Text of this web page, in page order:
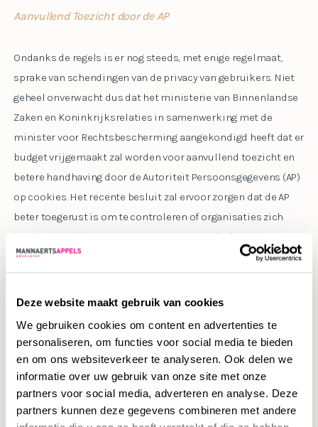
Deze website maakt gebruik van cookies
We gebruiken cookies om content en advertenties te
personaliseren, om functies voor social media te bieden
en om ons websiteverkeer te analyseren. Ook delen we
informatie over uw gebruik van onze site met onze
partners voor social media, adverteren en analyse. Deze
partners kunnen deze gegevens combineren met andere
Aanvullend Toezicht door de AP
Ondanks de regels is er nog steeds, met enige regelmaat,
sprake van schendingen van de privacy van gebruikers. Niet
geheel onverwacht dus dat het ministerie van Binnenlandse
Zaken en Koninkrijksrelaties in samenwerking met de
minister voor Rechtsbescherming aangekondigd heeft dat er
budget vrijgemaakt zal worden voor aanvullend toezicht en
betere handhaving door de Autoriteit Persoonsgegevens (AP)
op cookies. Het recente besluit zal ervoor zorgen dat de AP
beter toegerust is om te controleren of organisaties zich
houden aan de bestaande regels en voorschriften met
betrekking tot cookies en online tracking. Dit betekent dat
ondernemingen en organisaties ervoor moeten zorgen dat zij
de huidige wet- en regelgeving goed naleven en de privacy van
overtreders aan te pakken en passende boetes op te leggen
aan diegenen die de regels overtreden. Het is van groot
belang dat jouw organisatie de wet- en regelgeving strikt
naleeft, want de boetes voor het gebruik van cookies in strijd
met deze wet- en regelgeving lopen hoog op.